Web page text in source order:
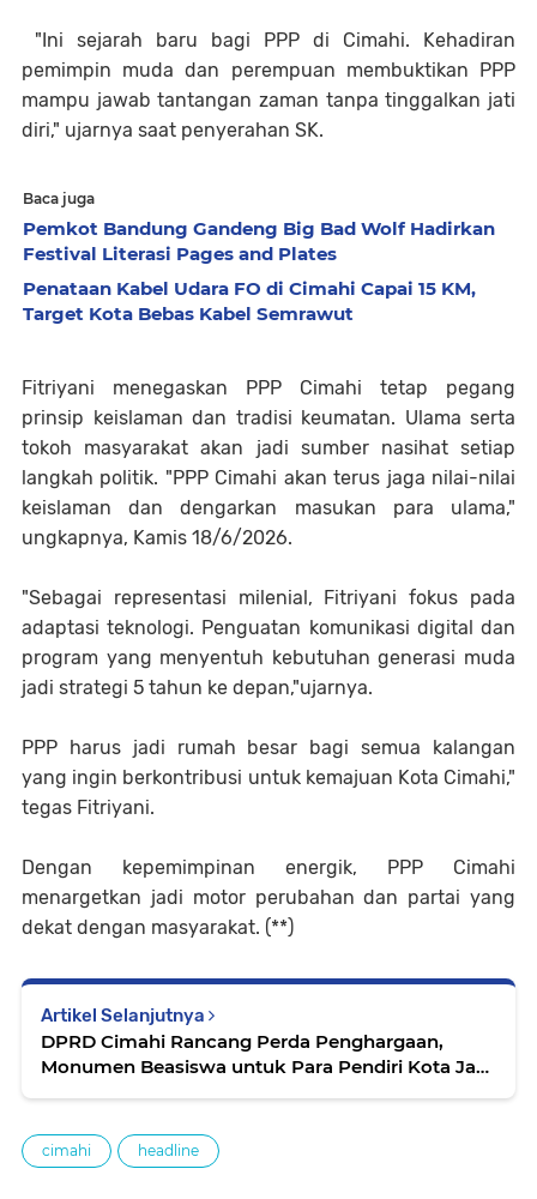
"Ini sejarah baru bagi PPP di Cimahi. Kehadiran
pemimpin muda dan perempuan membuktikan PPP
mampu jawab tantangan zaman tanpa tinggalkan jati
diri," ujarnya saat penyerahan SK.
Baca juga
Pemkot Bandung Gandeng Big Bad Wolf Hadirkan
Festival Literasi Pages and Plates
Penataan Kabel Udara FO di Cimahi Capai 15 KM,
Target Kota Bebas Kabel Semrawut
Fitriyani menegaskan PPP Cimahi tetap pegang
prinsip keislaman dan tradisi keumatan. Ulama serta
tokoh masyarakat akan jadi sumber nasihat setiap
langkah politik. "PPP Cimahi akan terus jaga nilai-nilai
keislaman dan dengarkan masukan para ulama,"
ungkapnya, Kamis 18/6/2026.
"Sebagai representasi milenial, Fitriyani fokus pada
adaptasi teknologi. Penguatan komunikasi digital dan
program yang menyentuh kebutuhan generasi muda
jadi strategi 5 tahun ke depan,"ujarnya.
PPP harus jadi rumah besar bagi semua kalangan
yang ingin berkontribusi untuk kemajuan Kota Cimahi,"
tegas Fitriyani.
Dengan kepemimpinan energik, PPP Cimahi
menargetkan jadi motor perubahan dan partai yang
dekat dengan masyarakat. (**)
Artikel Selanjutnya
DPRD Cimahi Rancang Perda Penghargaan,
Monumen Beasiswa untuk Para Pendiri Kota Jadi
cimahi headline